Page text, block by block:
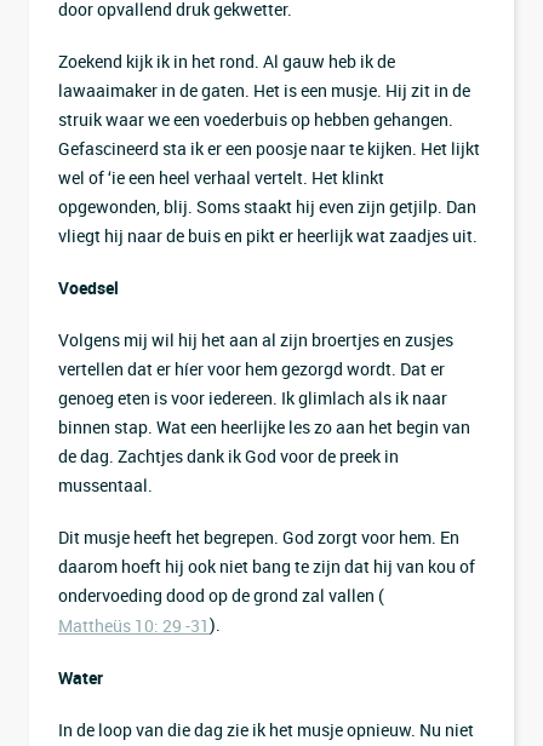
door opvallend druk gekwetter.
Zoekend kijk ik in het rond. Al gauw heb ik de
lawaaimaker in de gaten. Het is een musje. Hij zit in de
struik waar we een voederbuis op hebben gehangen.
Gefascineerd sta ik er een poosje naar te kijken. Het lijkt
wel of ‘ie een heel verhaal vertelt. Het klinkt
opgewonden, blij. Soms staakt hij even zijn getjilp. Dan
vliegt hij naar de buis en pikt er heerlijk wat zaadjes uit.
Voedsel
Volgens mij wil hij het aan al zijn broertjes en zusjes
vertellen dat er híer voor hem gezorgd wordt. Dat er
genoeg eten is voor iedereen. Ik glimlach als ik naar
binnen stap. Wat een heerlijke les zo aan het begin van
de dag. Zachtjes dank ik God voor de preek in
mussentaal.
Dit musje heeft het begrepen. God zorgt voor hem. En
daarom hoeft hij ook niet bang te zijn dat hij van kou of
ondervoeding dood op de grond zal vallen (
Mattheüs 10: 29 -31).
Water
In de loop van die dag zie ik het musje opnieuw. Nu niet